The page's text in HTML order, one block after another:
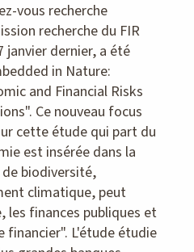
vous recherche
recherche du FIR
janvier dernier, a été
in Nature:
and Financial Risks
Ce nouveau focus
cette étude qui part du
est insérée dans la
biodiversité,
climatique, peut
les finances publiques et
financier". L'étude étudie